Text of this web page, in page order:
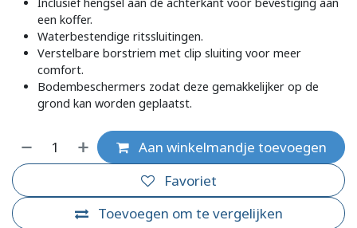
een koffer.
Waterbestendige ritssluitingen.
Verstelbare borstriem met clip sluiting voor meer
comfort.
Bodembeschermers zodat deze gemakkelijker op de
grond kan worden geplaatst.
Aan winkelmandje toevoegen
Toevoegen om te vergelijken
Favoriet